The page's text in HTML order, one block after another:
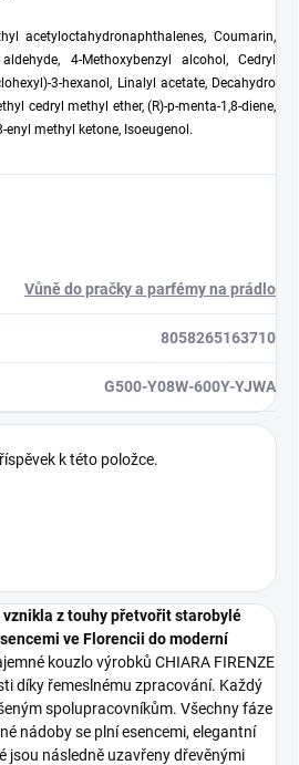
acetyloctahydronaphthalenes, Coumarin,
4-Methoxybenzyl alcohol, Cedryl
3-hexanol, Linalyl acetate, Decahydro
cedryl methyl ether, (R)-p-menta-1,8-diene,
enyl methyl ketone, Isoeugenol.
Vůně do pračky a parfémy na prádlo
8058265163710
G500-Y08W-600Y-YJWA
k této položce.
vznikla z touhy přetvořit starobylé
ve Florencii do moderní
kouzlo výrobků CHIARA FIRENZE
díky řemeslnému zpracování. Každý
spolupracovníkům. Všechny fáze
nádoby se plní esencemi, elegantní
jsou následně uzavřeny dřevěnými